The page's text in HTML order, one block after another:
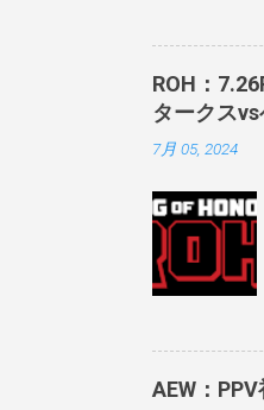
ROH：
タークス
7月 05, 2024
AEW：